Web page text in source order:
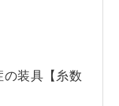
装具【糸数